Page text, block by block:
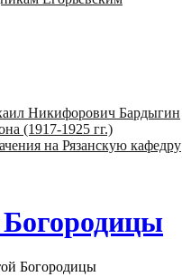
Никифорович Бардыгин
(1917-1925 гг.)
на Рязанскую кафедру
Богородицы